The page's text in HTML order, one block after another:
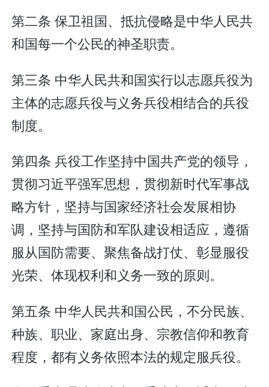
第二条 保卫祖国、抵抗侵略是中华人民共
和国每一个公民的神圣职责。
第三条 中华人民共和国实行以志愿兵役为
主体的志愿兵役与义务兵役相结合的兵役
制度。
第四条 兵役工作坚持中国共产党的领导，
贯彻习近平强军思想，贯彻新时代军事战
略方针，坚持与国家经济社会发展相协
调，坚持与国防和军队建设相适应，遵循
服从国防需要、聚焦备战打仗、彰显服役
光荣、体现权利和义务一致的原则。
第五条 中华人民共和国公民，不分民族、
种族、职业、家庭出身、宗教信仰和教育
程度，都有义务依照本法的规定服兵役。